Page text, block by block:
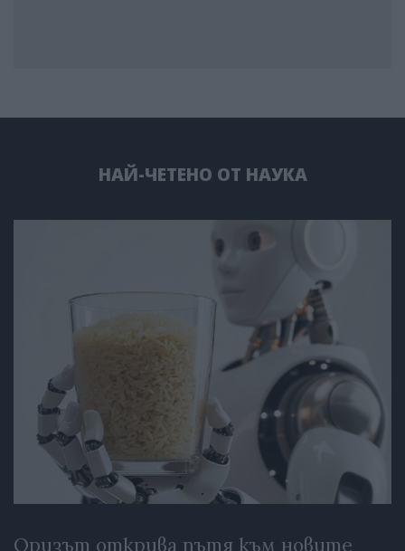
НАЙ-ЧЕТЕНО ОТ НАУКА
Оризът открива пътя към новите